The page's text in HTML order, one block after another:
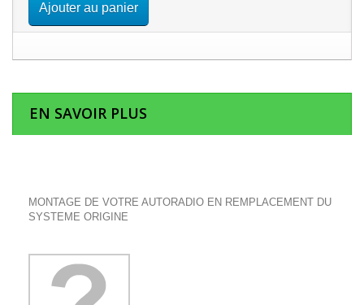
Ajouter au panier
EN SAVOIR PLUS
MONTAGE DE VOTRE AUTORADIO EN REMPLACEMENT DU
SYSTEME ORIGINE